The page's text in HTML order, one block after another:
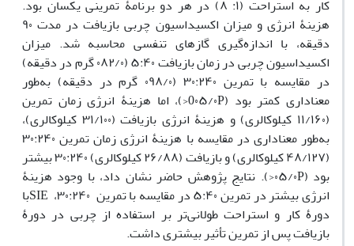
کار به استراحت (۱: ۸) در هر دو برنامۀ تمرینی یکسان بود.
هزینۀ انرژی و میزان اکسیداسیون چربی بازیافت در مدت ۹۰
دقیقه، با اندازه‌گیری گازهای تنفسی محاسبه شد. میزان
اکسیداسیون چربی در زمان بازیافت ۵:۴۰ (۰۸۲/۰ گرم در دقیقه)
در مقایسه با تمرین ۳۰:۲۴۰ (۰۹۸/۰ گرم در دقیقه) به‌طور
معناداری کمتر بود (0۰۵/۰P<)، اما هزینۀ انرژی زمان تمرین
(۱۱/۱۶۰ کیلوکالری) و هزینۀ انرژی بازیافت (۳۱/۱۰۰ کیلوکالری)،
به‌طور معنا‌داری در مقایسه با هزینۀ انرژی زمان تمرین ۳۰:۲۴۰
(۴۸/۱۲۷ کیلوکالری) و بازیافت (۲۶/۸۸ کیلوکالری) ۳۰:۲۴۰ بیشتر
بود (۰۵/۰P<). نتایج پژوهش حاضر نشان داد، با وجود هزینۀ
انرژی بیشتر در تمرین ۵:۴۰ در مقایسه با تمرین ۳۰:۲۴۰، SIEبا
دورۀ کار و استراحت طولانی‌تر بر استفاده از چربی در دورۀ
بازیافت پس از تمرین تأثیر بیشتری داشت.